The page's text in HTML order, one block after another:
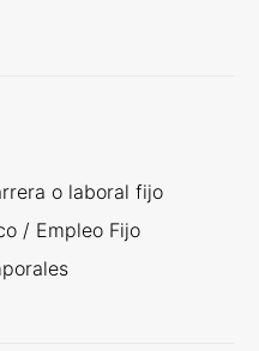
o laboral fijo
/ Empleo Fijo